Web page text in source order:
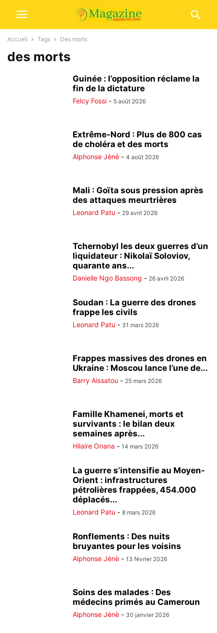
Accueil Tags Des morts
des morts
Guinée : l’opposition réclame la
fin de la dictature
Felcy Fossi - 5 août 2026
Extrême-Nord : Plus de 800 cas
de choléra et des morts
Alphonse Jènè - 4 août 2026
Mali : Goïta sous pression après
des attaques meurtrières
Leonard Patu - 29 avril 2026
Tchernobyl les deux guerres d’un
liquidateur : Nikolaï Soloviov,
quarante ans...
Danielle Ngo Bassong - 26 avril 2026
Soudan : La guerre des drones
frappe les civils
Leonard Patu - 31 mars 2026
Frappes massives des drones en
Ukraine : Moscou lance l’une de...
Barry Aissatou - 25 mars 2026
Famille Khamenei, morts et
survivants : le bilan deux
semaines après...
Hilaire Onana - 14 mars 2026
La guerre s’intensifie au Moyen-
Orient : infrastructures
pétrolières frappées, 454.000
déplacés...
Leonard Patu - 8 mars 2026
Ronflements : Des nuits
bruyantes pour les voisins
Alphonse Jènè - 13 février 2026
Soins des malades : Des
médecins primés au Cameroun
Alphonse Jènè - 30 janvier 2026